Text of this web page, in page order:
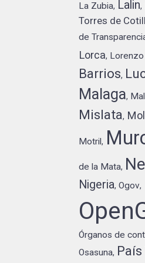
La Zubia, Lalin,
Torres de
de
Lorca,
Barrios,
Malaga,
Mislata,
Motril,
de la Mata,
Nigeria,Ogov,
Órganos de
Osasuna,